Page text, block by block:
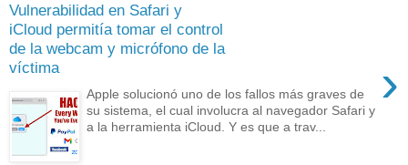
Vulnerabilidad en Safari y
iCloud permitía tomar el control
de la webcam y micrófono de la
víctima
›
Apple solucionó uno de los fallos más graves de
su sistema, el cual involucra al navegador Safari y
a la herramienta iCloud. Y es que a trav...